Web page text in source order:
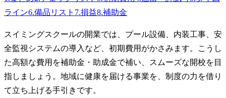
ライン6.備品リスト 7.損益8.補助金
スイミングスクールの開業では、プール設備、内装工事、安
全監視システムの導入など、初期費用がかさみます。こうし
た高額な費用を補助金・助成金で補い、スムーズな開校を目
指しましょう。地域に健康を届ける事業を、制度の力を借り
て立ち上げる手引きです。